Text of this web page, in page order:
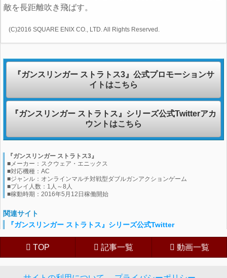
敵を長距離吹き飛ばす。
(C)2016 SQUARE ENIX CO., LTD. All Rights Reserved.
『ガンスリンガー ストラトス3』公式プロモーションサ
イトはこちら
『ガンスリンガー ストラトス』シリーズ公式Twitterアカ
ウントはこちら
『ガンスリンガー ストラトス3』
■メーカー：スクウェア・エニックス
■対応機種：AC
■ジャンル：オンラインマルチ対戦型ダブルガンアクションゲーム
■プレイ人数：1人～8人
■稼動時期：2016年5月12日稼働開始
関連サイト
『ガンスリンガー ストラトス』シリーズ公式Twitter
TOP 記事一覧 動画一覧